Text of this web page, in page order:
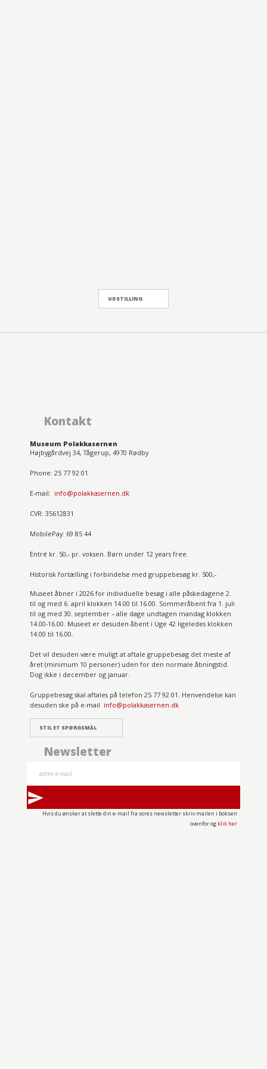
UDSTILLING
Kontakt
Museum Polakkasernen
Højbygårdvej 34, Tågerup, 4970 Rødby
Phone: 25 77 92 01
E-mail: info@polakkasernen.dk
CVR: 35612831
MobilePay: 69 85 44
Entré kr. 50,- pr. voksen. Børn under 12 years free.
Historisk fortælling i forbindelse med gruppebesøg kr. 500,-
Museet åbner i 2026 for individuelle besøg i alle påskedagene 2.
til og med 6. april klokken 14.00 til 16.00. Sommeråbent fra 1. juli
til og med 30. september – alle dage undtagen mandag klokken
14.00-16.00. Museet er desuden åbent i Uge 42 ligeledes klokken
14.00 til 16.00.
Det vil desuden være muligt at aftale gruppebesøg det meste af
året (minimum 10 personer) uden for den normale åbningstid.
Dog ikke i december og januar.
Gruppebesøg skal aftales på telefon 25 77 92 01. Henvendelse kan
desuden ske på e-mail info@polakkasernen.dk
STIL ET SPØRGSMÅL
Newsletter
send
Hvis du ønsker at slette din e-mail fra vores newsletter skriv mailen i boksen
ovenfor og klik her